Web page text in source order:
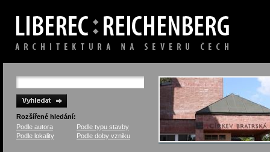
Rozšířené hledání:
Podle autora
Podle typu stavby
Podle lokality
Podle doby vzniku